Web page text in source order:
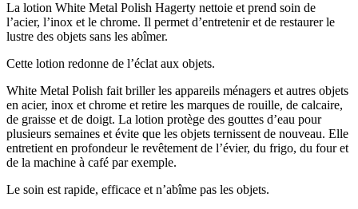
La lotion White Metal Polish Hagerty nettoie et prend soin de
l’acier, l’inox et le chrome. Il permet d’entretenir et de restaurer le
lustre des objets sans les abîmer.
Cette lotion redonne de l’éclat aux objets.
White Metal Polish fait briller les appareils ménagers et autres objets
en acier, inox et chrome et retire les marques de rouille, de calcaire,
de graisse et de doigt. La lotion protège des gouttes d’eau pour
plusieurs semaines et évite que les objets ternissent de nouveau. Elle
entretient en profondeur le revêtement de l’évier, du frigo, du four et
de la machine à café par exemple.
Le soin est rapide, efficace et n’abîme pas les objets.